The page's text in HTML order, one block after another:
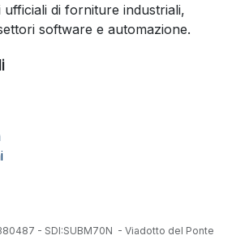
ufficiali di forniture industriali,
software e automazione.
- SDI:SUBM70N - Viadotto del Ponte